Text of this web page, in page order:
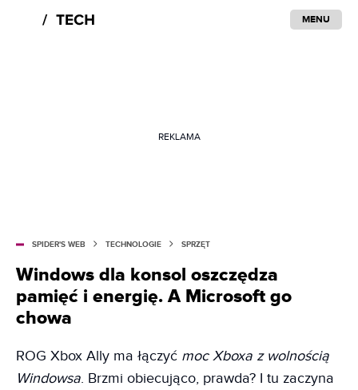
MENU
REKLAMA
SPIDER'S WEB TECHNOLOGIE SPRZĘT
Windows dla konsol oszczędza
pamięć i energię. A Microsoft go
chowa
ROG Xbox Ally ma łączyć moc Xboxa z wolnością
Windowsa. Brzmi obiecująco, prawda? I tu zaczyna